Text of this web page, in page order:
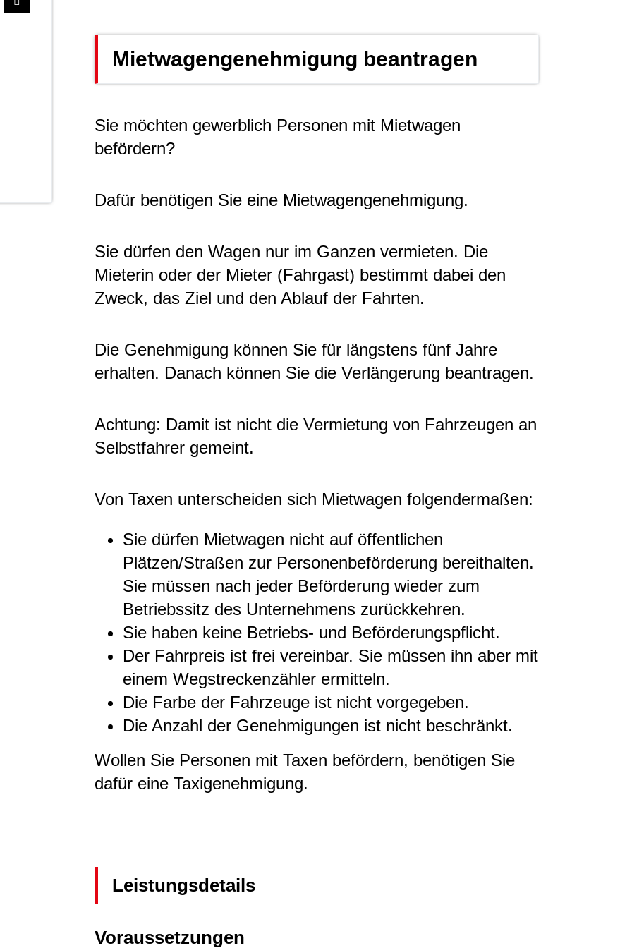
Mietwagengenehmigung beantragen
Sie möchten gewerblich Personen mit Mietwagen
befördern?
Dafür benötigen Sie eine Mietwagengenehmigung.
Sie dürfen den Wagen nur im Ganzen vermieten. Die
Mieterin oder der Mieter (Fahrgast) bestimmt dabei den
Zweck, das Ziel und den Ablauf der Fahrten.
Die Genehmigung können Sie für längstens fünf Jahre
erhalten. Danach können Sie die Verlängerung beantragen.
Achtung: Damit ist nicht die Vermietung von Fahrzeugen an
Selbstfahrer gemeint.
Von Taxen unterscheiden sich Mietwagen folgendermaßen:
Sie dürfen Mietwagen nicht auf öffentlichen
Plätzen/Straßen zur Personenbeförderung bereithalten.
Sie müssen nach jeder Beförderung wieder zum
Betriebssitz des Unternehmens zurückkehren.
Sie haben keine Betriebs- und Beförderungspflicht.
Der Fahrpreis ist frei vereinbar. Sie müssen ihn aber mit
einem Wegstreckenzähler ermitteln.
Die Farbe der Fahrzeuge ist nicht vorgegeben.
Die Anzahl der Genehmigungen ist nicht beschränkt.
Wollen Sie Personen mit Taxen befördern, benötigen Sie
dafür eine Taxigenehmigung.
Leistungsdetails
Voraussetzungen